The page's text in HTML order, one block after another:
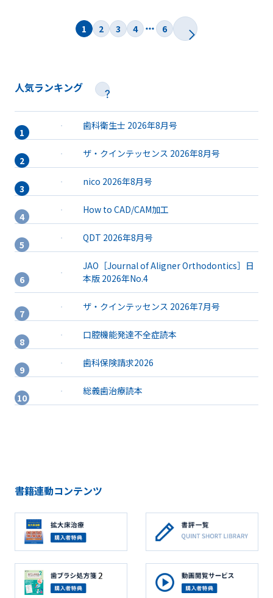
1 2 3 4 6
人気ランキング
歯科衛生士 2026年8月号
ザ・クインテッセンス 2026年8月号
nico 2026年8月号
How to CAD/CAM加工
QDT 2026年8月号
JAO［Journal of Aligner Orthodontics］日
本版 2026年No.4
ザ・クインテッセンス 2026年7月号
口腔機能発達不全症読本
歯科保険請求2026
総義歯治療読本
書籍連動コンテンツ